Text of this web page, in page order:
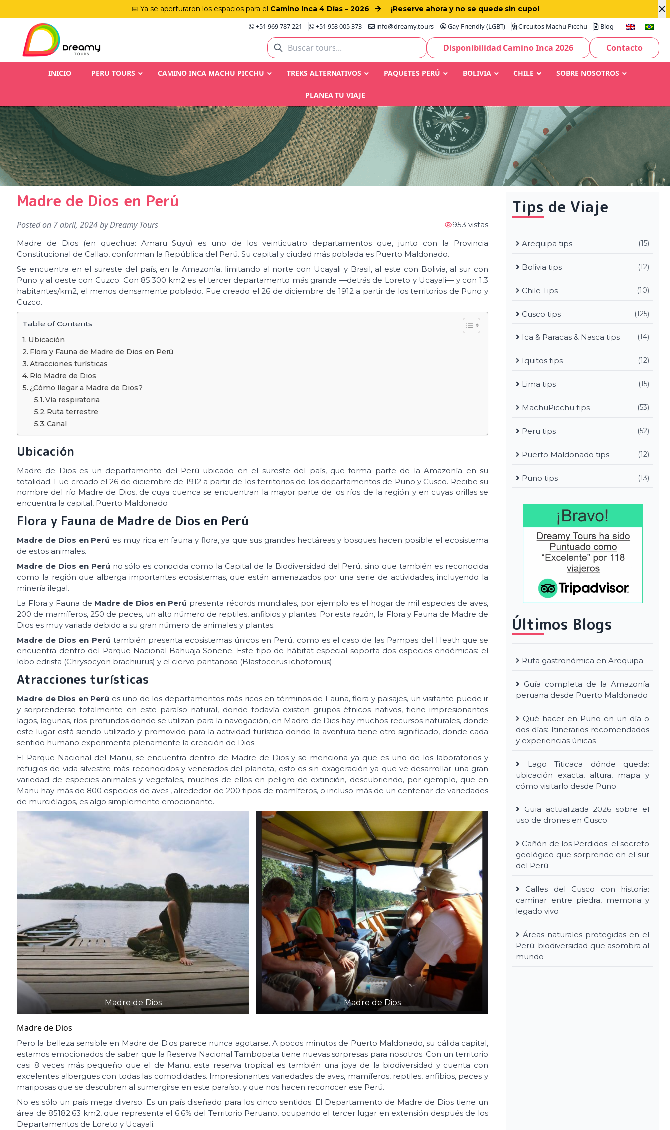
×
📅 Ya se aperturaron los espacios para el Camino Inca 4 Días – 2026.
¡Reserve ahora y no se quede sin cupo!
+51 969 787 221
+51 953 005 373 info@dreamy.tours Gay Friendly (LGBT) Circuitos Machu Picchu Blog
Disponibilidad Camino Inca 2026 Contacto
INICIO PERU TOURS CAMINO INCA MACHU PICCHU TREKS ALTERNATIVOS PAQUETES PERÚ BOLIVIA CHILE SOBRE NOSOTROS
PLANEA TU VIAJE
Madre de Dios en Perú
Posted on 7 abril, 2024byDreamy Tours
953 vistas
Madre de Dios (en quechua: Amaru Suyu) es uno de los veinticuatro departamentos que, junto con la Provincia
Constitucional de Callao, conforman la República del Perú. Su capital y ciudad más poblada es Puerto Maldonado.
Se encuentra en el sureste del país, en la Amazonía, limitando al norte con Ucayali y Brasil, al este con Bolivia, al sur con
Puno y al oeste con Cuzco. Con 85.300 km2 es el tercer departamento más grande —detrás de Loreto y Ucayali— y con 1,3
habitantes/km2, el menos densamente poblado. Fue creado el 26 de diciembre de 1912 a partir de los territorios de Puno y
Cuzco.
Table of Contents
Ubicación
Flora y Fauna de Madre de Dios en Perú
Atracciones turísticas
Río Madre de Dios
¿Cómo llegar a Madre de Dios?
Vía respiratoria
Ruta terrestre
Canal
Ubicación
Madre de Dios es un departamento del Perú ubicado en el sureste del país, que forma parte de la Amazonía en su
totalidad. Fue creado el 26 de diciembre de 1912 a partir de los territorios de los departamentos de Puno y Cusco. Recibe su
nombre del río Madre de Dios, de cuya cuenca se encuentran la mayor parte de los ríos de la región y en cuyas orillas se
encuentra la capital, Puerto Maldonado.
Flora y Fauna de Madre de Dios en Perú
Madre de Dios en Perú es muy rica en fauna y flora, ya que sus grandes hectáreas y bosques hacen posible el ecosistema
de estos animales.
Madre de Dios en Perú no sólo es conocida como la Capital de la Biodiversidad del Perú, sino que también es reconocida
como la región que alberga importantes ecosistemas, que están amenazados por una serie de actividades, incluyendo la
minería ilegal.
La Flora y Fauna de Madre de Dios en Perú presenta récords mundiales, por ejemplo es el hogar de mil especies de aves,
200 de mamíferos, 250 de peces, un alto número de reptiles, anfibios y plantas. Por esta razón, la Flora y Fauna de Madre de
Dios es muy variada debido a su gran número de animales y plantas.
Madre de Dios en Perú también presenta ecosistemas únicos en Perú, como es el caso de las Pampas del Heath que se
encuentra dentro del Parque Nacional Bahuaja Sonene. Este tipo de hábitat especial soporta dos especies endémicas: el
lobo edrista (Chrysocyon brachiurus) y el ciervo pantanoso (Blastocerus ichotomus).
Atracciones turísticas
Madre de Dios en Perú es uno de los departamentos más ricos en términos de Fauna, flora y paisajes, un visitante puede ir
y sorprenderse totalmente en este paraíso natural, donde todavía existen grupos étnicos nativos, tiene impresionantes
lagos, lagunas, ríos profundos donde se utilizan para la navegación, en Madre de Dios hay muchos recursos naturales, donde
este lugar está siendo utilizado y promovido para la actividad turística donde la aventura tiene otro significado, donde cada
sentido humano experimenta plenamente la creación de Dios.
El Parque Nacional del Manu, se encuentra dentro de Madre de Dios y se menciona ya que es uno de los laboratorios y
refugios de vida silvestre más reconocidos y venerados del planeta, esto es sin exageración ya que ve desarrollar una gran
variedad de especies animales y vegetales, muchos de ellos en peligro de extinción, descubriendo, por ejemplo, que en
Manu hay más de 800 especies de aves , alrededor de 200 tipos de mamíferos, o incluso más de un centenar de variedades
de murciélagos, es algo simplemente emocionante.
Madre de Dios Madre de Dios
Madre de Dios
Pero la belleza sensible en Madre de Dios parece nunca agotarse. A pocos minutos de Puerto Maldonado, su cálida capital,
estamos emocionados de saber que la Reserva Nacional Tambopata tiene nuevas sorpresas para nosotros. Con un territorio
casi 8 veces más pequeño que el de Manu, esta reserva tropical es también una joya de la biodiversidad y cuenta con
excelentes albergues con todas las comodidades. Impresionantes variedades de aves, mamíferos, reptiles, anfibios, peces y
mariposas que se descubren al sumergirse en este paraíso, y que nos hacen reconocer ese Perú.
No es sólo un país mega diverso. Es un país diseñado para los cinco sentidos. El Departamento de Madre de Dios tiene un
área de 85182.63 km2, que representa el 6.6% del Territorio Peruano, ocupando el tercer lugar en extensión después de los
Departamentos de Loreto y Ucayali.
Tips de Viaje
Arequipa tips (15)
Bolivia tips (12)
Chile Tips (10)
Cusco tips (125)
Ica & Paracas & Nasca tips (14)
Iquitos tips (12)
Lima tips (15)
MachuPicchu tips (53)
Peru tips (52)
Puerto Maldonado tips (12)
Puno tips (13)
Últimos Blogs
Ruta gastronómica en Arequipa
Guía completa de la Amazonía
peruana desde Puerto Maldonado
Qué hacer en Puno en un día o
dos días: Itinerarios recomendados
y experiencias únicas
Lago Titicaca dónde queda:
ubicación exacta, altura, mapa y
cómo visitarlo desde Puno
Guía actualizada 2026 sobre el
uso de drones en Cusco
Cañón de los Perdidos: el secreto
geológico que sorprende en el sur
del Perú
Calles del Cusco con historia:
caminar entre piedra, memoria y
legado vivo
Áreas naturales protegidas en el
Perú: biodiversidad que asombra al
mundo